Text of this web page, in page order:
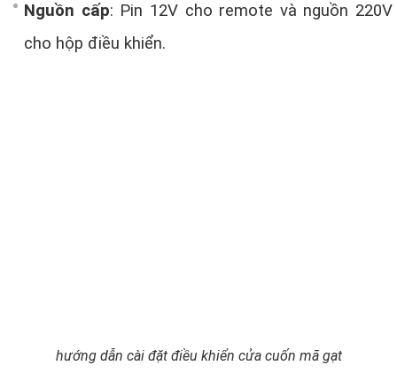
Nguồn cấp: Pin 12V cho remote và nguồn 220V
cho hộp điều khiển.
hướng dẫn cài đặt điều khiển cửa cuốn mã gạt